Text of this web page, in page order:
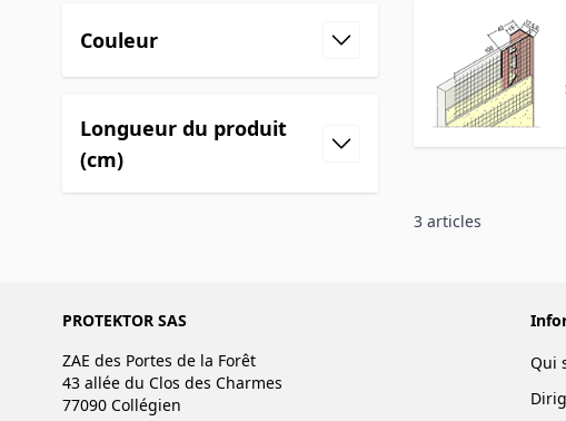
Couleur
Longueur du produit
(cm)
3 articles
PROTEKTOR SAS
ZAE des Portes de la Forêt
43 allée du Clos des Charmes
77090 Collégien
Qui